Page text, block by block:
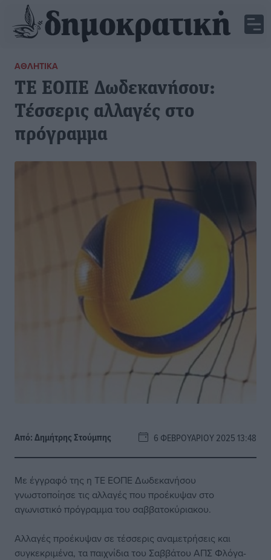
ΑΘΛΗΤΙΚΆ
ΤΕ ΕΟΠΕ Δωδεκανήσου:
Τέσσερις αλλαγές στο
πρόγραμμα
Από:Δημήτρης Στούμπης 6 ΦΕΒΡΟΥΑΡΊΟΥ 2025 13:48
Με έγγραφό της η ΤΕ ΕΟΠΕ Δωδεκανήσου
γνωστοποίησε τις αλλαγές που προέκυψαν στο
αγωνιστικό πρόγραμμα του σαββατοκύριακου.
Αλλαγές προέκυψαν σε τέσσερις αναμετρήσεις και
συγκεκριμένα, τα παιχνίδια του Σαββάτου ΑΠΣ Φλόγα-